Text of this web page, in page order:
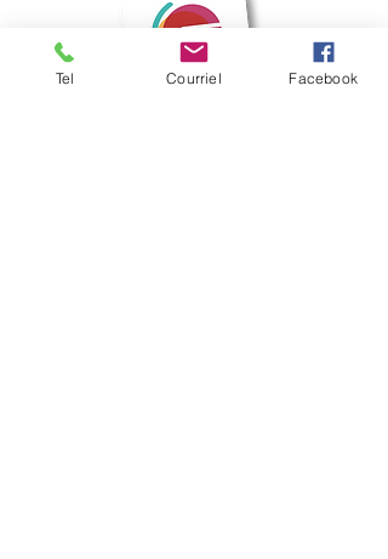
Tel Courriel Facebook